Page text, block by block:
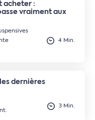
acheter :
vraiment aux
4 Min.
dernières
3 Min.